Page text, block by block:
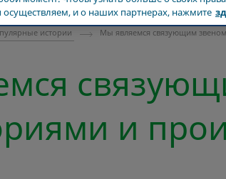
истории Мы являемся связующим
и
и о наших партнерах, нажмите